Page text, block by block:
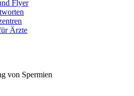
Flyer
Ärzte